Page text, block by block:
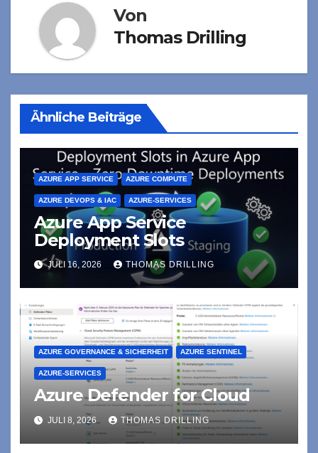
Von
Thomas Drilling
Ähnliche Beiträge
AZURE APP SERVICE AZURE COMPUTE
AZURE DEVOPS & IAC AZURE-SERVICES
Azure App Service
Deployment Slots
JULI 16, 2026 THOMAS DRILLING
AZURE GOVERNANCE & SICHERHEIT AZURE SENTINEL
AZURE-SERVICES
Azure Defender for Cloud
JULI 8, 2026 THOMAS DRILLING